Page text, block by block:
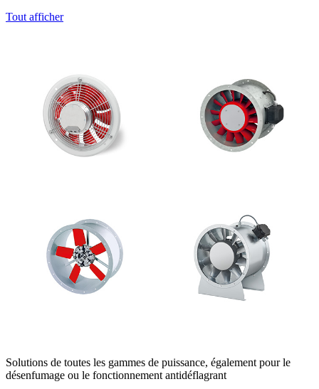
Tout afficher
Solutions de toutes les gammes de puissance, également pour le
désenfumage ou le fonctionnement antidéflagrant